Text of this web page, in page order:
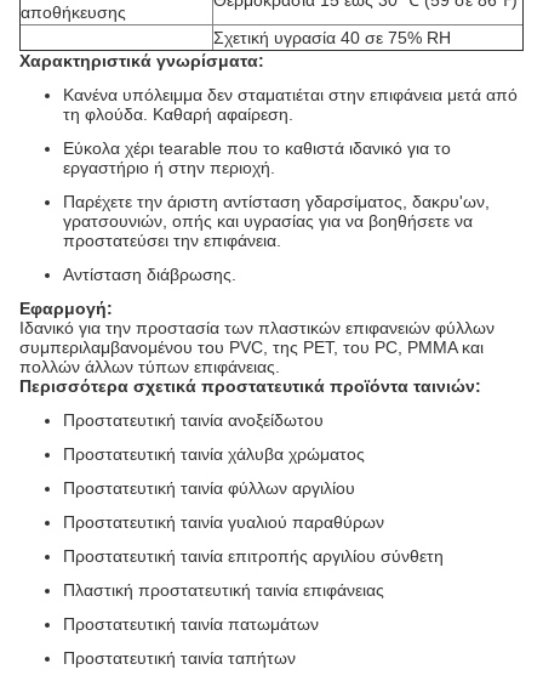
αποθήκευσης
Σχετική υγρασία 40 σε 75% RH
Χαρακτηριστικά γνωρίσματα:
Κανένα υπόλειμμα δεν σταματιέται στην επιφάνεια μετά από
τη φλούδα. Καθαρή αφαίρεση.
Εύκολα χέρι tearable που το καθιστά ιδανικό για το
εργαστήριο ή στην περιοχή.
Παρέχετε την άριστη αντίσταση γδαρσίματος, δακρυ'ων,
γρατσουνιών, οπής και υγρασίας για να βοηθήσετε να
προστατεύσει την επιφάνεια.
Αντίσταση διάβρωσης.
Εφαρμογή:
Ιδανικό για την προστασία των πλαστικών επιφανειών φύλλων
συμπεριλαμβανομένου του PVC, της PET, του PC, PMMA και
πολλών άλλων τύπων επιφάνειας.
Περισσότερα σχετικά προστατευτικά προϊόντα ταινιών:
Προστατευτική ταινία ανοξείδωτου
Προστατευτική ταινία χάλυβα χρώματος
Προστατευτική ταινία φύλλων αργιλίου
Προστατευτική ταινία γυαλιού παραθύρων
Προστατευτική ταινία επιτροπής αργιλίου σύνθετη
Πλαστική προστατευτική ταινία επιφάνειας
Προστατευτική ταινία πατωμάτων
Προστατευτική ταινία ταπήτων